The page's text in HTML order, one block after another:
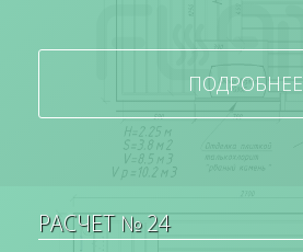
ПОДРОБНЕЕ
РАСЧЕТ № 24